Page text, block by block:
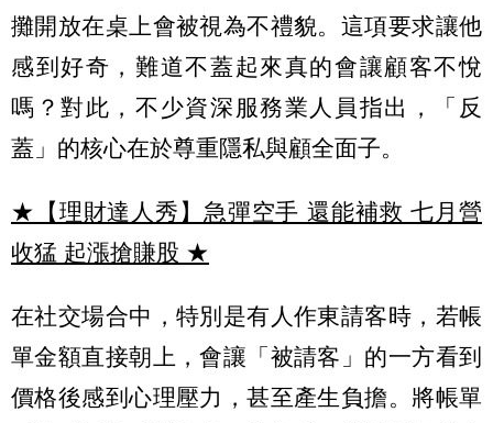
攤開放在桌上會被視為不禮貌。這項要求讓他
感到好奇，難道不蓋起來真的會讓顧客不悅
嗎？對此，不少資深服務業人員指出，
「反
蓋」的核心在於尊重隱私與顧全面子。
★【理財達人秀】急彈空手 還能補救 七月營
收猛 起漲搶賺股 ★
在社交場合中，特別是有人作東請客時，若帳
單金額直接朝上，會讓「被請客」的一方看到
價格後感到心理壓力，甚至產生負擔。將帳單